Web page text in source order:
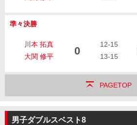
準々決勝
川本 拓真
大関 修平
0
12-15
13-15
PAGETOP
男子ダブルスベスト8